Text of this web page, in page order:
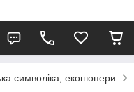
символіка, екошопери